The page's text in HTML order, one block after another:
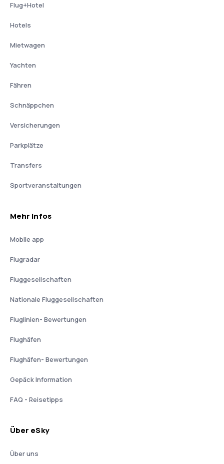
Flug+Hotel
Hotels
Mietwagen
Yachten
Fähren
Schnäppchen
Versicherungen
Parkplätze
Transfers
Sportveranstaltungen
Mehr Infos
Mobile app
Flugradar
Fluggesellschaften
Nationale Fluggesellschaften
Fluglinien- Bewertungen
Flughäfen
Flughäfen- Bewertungen
Gepäck Information
FAQ - Reisetipps
Über eSky
Über uns